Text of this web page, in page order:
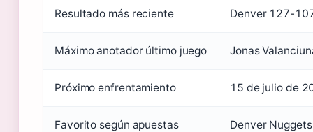
Resultado más reciente Denver 127-
Máximo anotador último juego Jonas
Próximo enfrentamiento 15 de julio de
Favorito según apuestas Denver